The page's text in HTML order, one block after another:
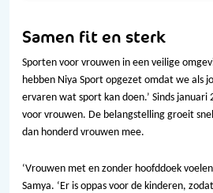
Samen fit en sterk
Sporten voor vrouwen in een veilige
hebben Niya Sport opgezet omdat we als
ervaren wat sport kan doen.’ Sinds januari
voor vrouwen. De belangstelling groeit
dan honderd vrouwen mee.
‘Vrouwen met en zonder hoofddoek
Samya. ‘Er is oppas voor de kinderen,